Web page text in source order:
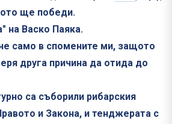
ще победи.
на Васко Паяка.
само в спомените ми, защото
друга причина да отида до
са съборили рибарския
и Закона, и тенджерата с